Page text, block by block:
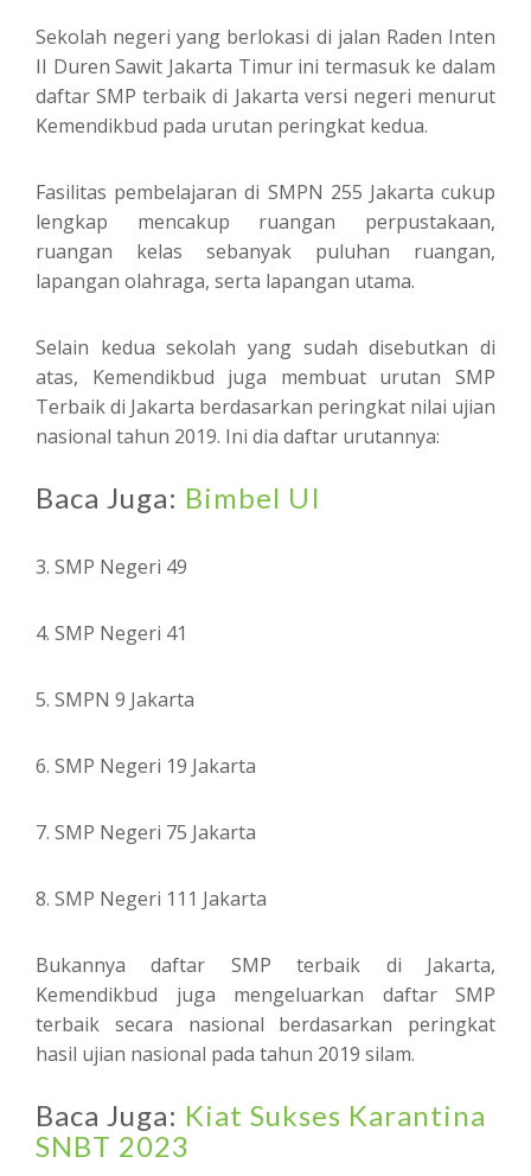
Sekolah negeri yang berlokasi di jalan Raden Inten
II Duren Sawit Jakarta Timur ini termasuk ke dalam
daftar SMP terbaik di Jakarta versi negeri menurut
Kemendikbud pada urutan peringkat kedua.
Fasilitas pembelajaran di SMPN 255 Jakarta cukup
lengkap mencakup ruangan perpustakaan,
ruangan kelas sebanyak puluhan ruangan,
lapangan olahraga, serta lapangan utama.
Selain kedua sekolah yang sudah disebutkan di
atas, Kemendikbud juga membuat urutan SMP
Terbaik di Jakarta berdasarkan peringkat nilai ujian
nasional tahun 2019. Ini dia daftar urutannya:
Baca Juga: Bimbel UI
3. SMP Negeri 49
4. SMP Negeri 41
5. SMPN 9 Jakarta
6. SMP Negeri 19 Jakarta
7. SMP Negeri 75 Jakarta
8. SMP Negeri 111 Jakarta
Bukannya daftar SMP terbaik di Jakarta,
Kemendikbud juga mengeluarkan daftar SMP
terbaik secara nasional berdasarkan peringkat
hasil ujian nasional pada tahun 2019 silam.
Baca Juga: Kiat Sukses Karantina
SNBT 2023